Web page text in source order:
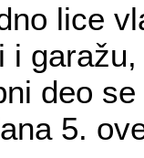
lice
i
deo
5.